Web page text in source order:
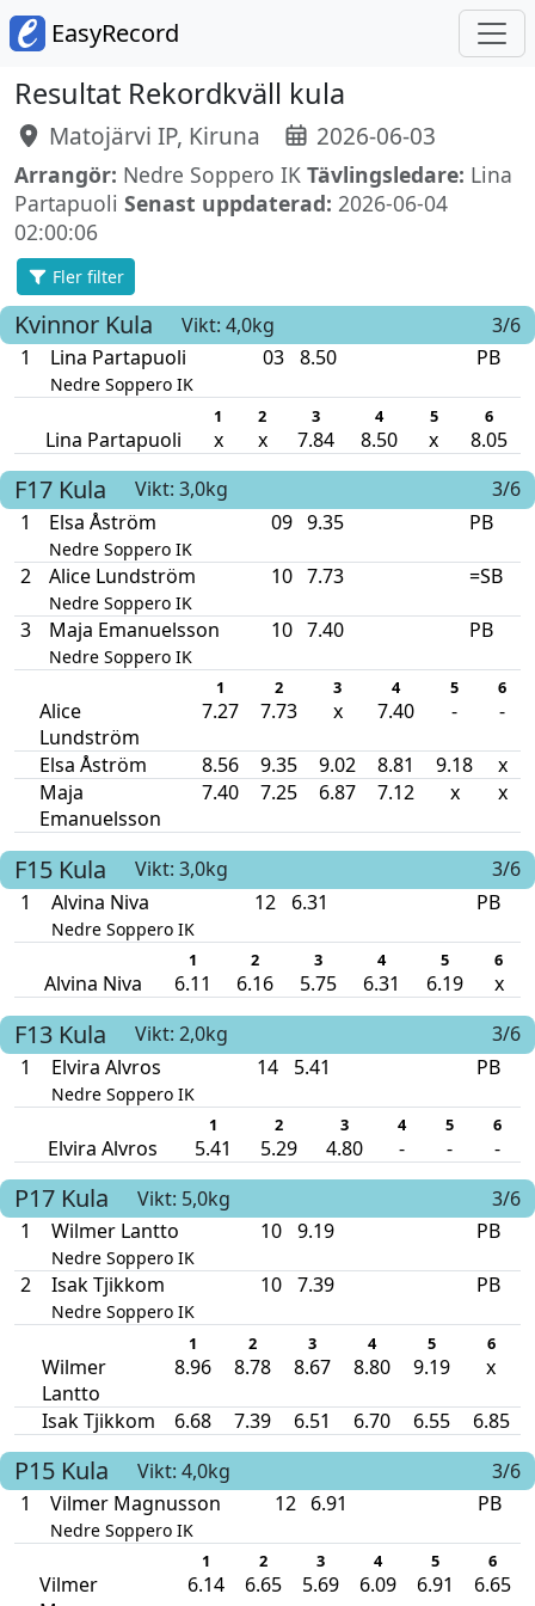
EasyRecord
Resultat Rekordkväll kula
Matojärvi IP, Kiruna 2026-06-03
Arrangör: Nedre Soppero IK Tävlingsledare: Lina
Partapuoli Senast uppdaterad: 2026-06-04
02:00:06
Fler filter
Kvinnor Kula Vikt: 4,0kg
3/6
1
Lina Partapuoli
Nedre Soppero IK
03 8.50 PB
1 2 3 4 5 6
Lina Partapuoli x x 7.84 8.50 x 8.05
F17 Kula Vikt: 3,0kg
3/6
1
Elsa Åström
Nedre Soppero IK
09 9.35 PB
2 Alice Lundström
Nedre Soppero IK
10 7.73 =SB
3 Maja Emanuelsson
Nedre Soppero IK
10 7.40 PB
1 2 3 4 5 6
Alice
Lundström
7.27 7.73 x 7.40 - -
Elsa Åström 8.56 9.35 9.02 8.81 9.18
x
Maja
Emanuelsson
7.40 7.25 6.87 7.12 x x
F15 Kula Vikt: 3,0kg
3/6
1
Alvina Niva
Nedre Soppero IK
12 6.31 PB
1 2 3 4 5 6
Alvina Niva 6.11 6.16 5.75 6.31 6.19 x
F13 Kula Vikt: 2,0kg
3/6
1
Elvira Alvros
Nedre Soppero IK
14 5.41 PB
1 2 3 4 5 6
Elvira Alvros 5.41 5.29 4.80 - - -
P17 Kula Vikt: 5,0kg
3/6
1
Wilmer Lantto
Nedre Soppero IK
10 9.19 PB
2 Isak Tjikkom
Nedre Soppero IK
10 7.39 PB
1 2 3 4 5 6
Wilmer
Lantto
8.96 8.78 8.67 8.80 9.19 x
Isak Tjikkom 6.68 7.39 6.51 6.70 6.55 6.85
P15 Kula Vikt: 4,0kg
3/6
1
Vilmer Magnusson
Nedre Soppero IK
12 6.91 PB
1 2 3 4 5 6
Vilmer
6.14 6.65 5.69 6.09 6.91 6.65